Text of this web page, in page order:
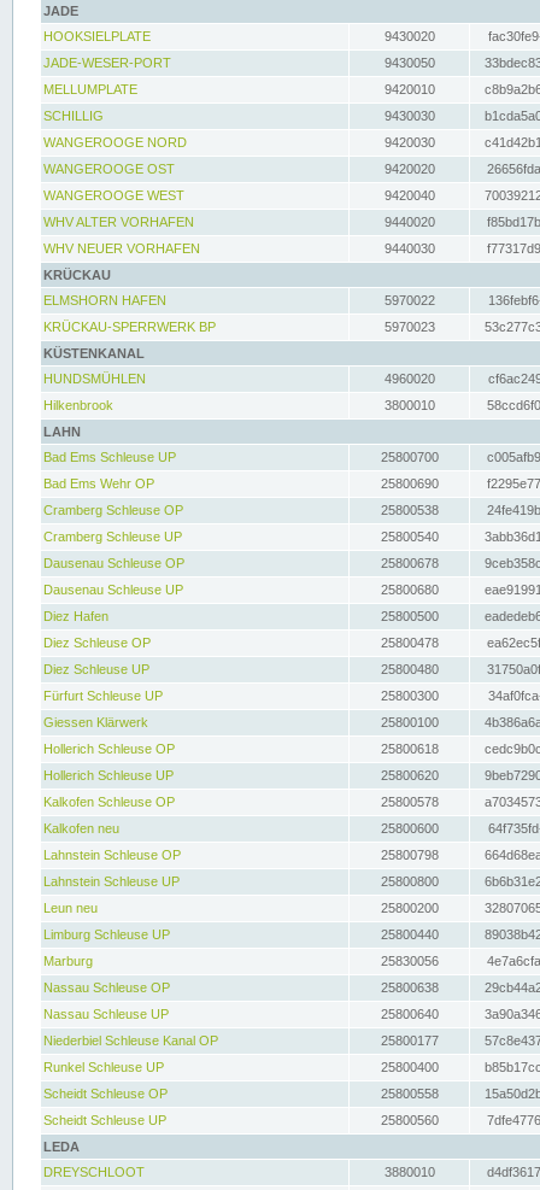
JADE
HOOKSIELPLATE
9430020
JADE-WESER-PORT
9430050
MELLUMPLATE
9420010
SCHILLIG
9430030
WANGEROOGE NORD
9420030
WANGEROOGE OST
9420020
WANGEROOGE WEST
9420040
WHV ALTER VORHAFEN
9440020
WHV NEUER VORHAFEN
9440030
KRÜCKAU
ELMSHORN HAFEN
5970022
KRÜCKAU-SPERRWERK BP
5970023
KÜSTENKANAL
HUNDSMÜHLEN
4960020
Hilkenbrook
3800010
LAHN
Bad Ems Schleuse UP
25800700
Bad Ems Wehr OP
25800690
Cramberg Schleuse OP
25800538
Cramberg Schleuse UP
25800540
Dausenau Schleuse OP
25800678
Dausenau Schleuse UP
25800680
Diez Hafen
25800500
Diez Schleuse OP
25800478
Diez Schleuse UP
25800480
Fürfurt Schleuse UP
25800300
Giessen Klärwerk
25800100
Hollerich Schleuse OP
25800618
Hollerich Schleuse UP
25800620
Kalkofen Schleuse OP
25800578
Kalkofen neu
25800600
Lahnstein Schleuse OP
25800798
Lahnstein Schleuse UP
25800800
Leun neu
25800200
Limburg Schleuse UP
25800440
Marburg
25830056
Nassau Schleuse OP
25800638
Nassau Schleuse UP
25800640
Niederbiel Schleuse Kanal OP
25800177
Runkel Schleuse UP
25800400
Scheidt Schleuse OP
25800558
Scheidt Schleuse UP
25800560
LEDA
DREYSCHLOOT
3880010